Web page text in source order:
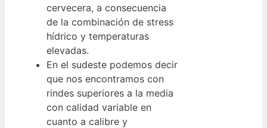
cervecera, a consecuencia
de la combinación de stress
hídrico y temperaturas
elevadas.
En el sudeste podemos decir
que nos encontramos con
rindes superiores a la media
con calidad variable en
cuanto a calibre y